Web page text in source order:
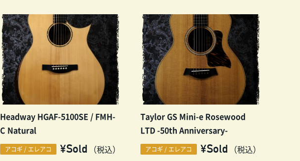
Headway HGAF-5100SE / FMH-
C Natural
アコギ / エレアコ ¥Sold （税込）
Taylor GS Mini-e Rosewood
LTD -50th Anniversary-
アコギ / エレアコ ¥Sold （税込）